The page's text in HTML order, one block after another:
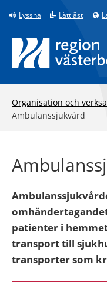
Till innehåll på sidan
Lyssna Lättläst
Organisation och
Ambulanssjukvård
patienter i
transport till
transporter som